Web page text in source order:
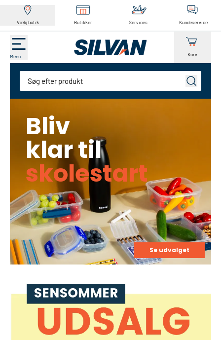
Vælg butik Butikker Services Kundeservice
Menu Kurv
Søg
Bliv
klar til
skolestart
Se udvalget